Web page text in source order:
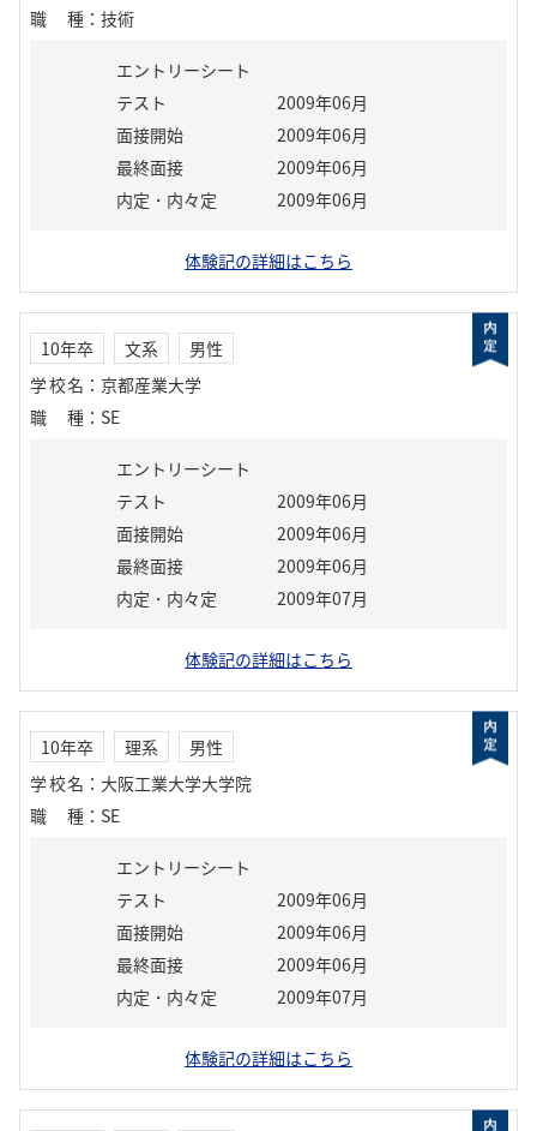
職種 ： 技術
エントリーシート
テスト
2009年06月
面接開始
2009年06月
最終面接
2009年06月
内定・内々定
2009年06月
体験記の詳細はこちら
10年卒 文系
男性
学校名 ： 京都産業大学
職種 ： SE
エントリーシート
テスト
2009年06月
面接開始
2009年06月
最終面接
2009年06月
内定・内々定
2009年07月
体験記の詳細はこちら
10年卒 理系
男性
学校名 ： 大阪工業大学大学院
職種 ： SE
エントリーシート
テスト
2009年06月
面接開始
2009年06月
最終面接
2009年06月
内定・内々定
2009年07月
体験記の詳細はこちら